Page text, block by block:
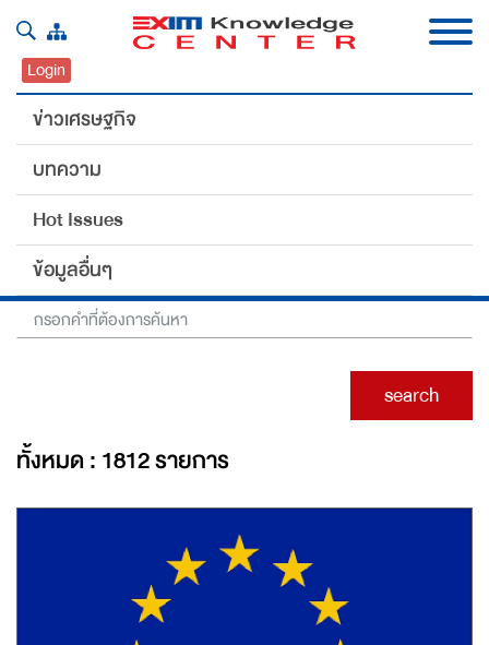
Login
ข่าวเศรษฐกิจ
บทความ
Hot Issues
ข้อมูลอื่นๆ
#China
search
ทั้งหมด : 1812 รายการ